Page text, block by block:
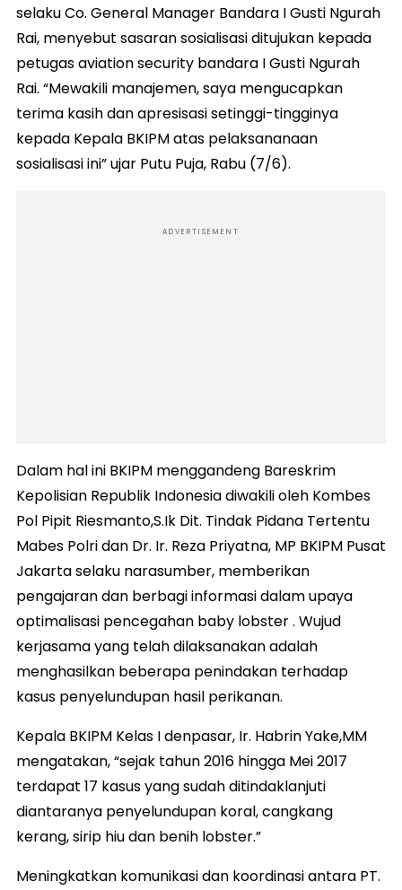
selaku Co. General Manager Bandara I Gusti Ngurah
Rai, menyebut sasaran sosialisasi ditujukan kepada
petugas aviation security bandara I Gusti Ngurah
Rai. “Mewakili manajemen, saya mengucapkan
terima kasih dan apresisasi setinggi-tingginya
kepada Kepala BKIPM atas pelaksananaan
sosialisasi ini” ujar Putu Puja, Rabu (7/6).
ADVERTISEMENT
Dalam hal ini BKIPM menggandeng Bareskrim
Kepolisian Republik Indonesia diwakili oleh Kombes
Pol Pipit Riesmanto,S.Ik Dit. Tindak Pidana Tertentu
Mabes Polri dan Dr. Ir. Reza Priyatna, MP BKIPM Pusat
Jakarta selaku narasumber, memberikan
pengajaran dan berbagi informasi dalam upaya
optimalisasi pencegahan baby lobster . Wujud
kerjasama yang telah dilaksanakan adalah
menghasilkan beberapa penindakan terhadap
kasus penyelundupan hasil perikanan.
Kepala BKIPM Kelas I denpasar, Ir. Habrin Yake,MM
mengatakan, “sejak tahun 2016 hingga Mei 2017
terdapat 17 kasus yang sudah ditindaklanjuti
diantaranya penyelundupan koral, cangkang
kerang, sirip hiu dan benih lobster.”
Meningkatkan komunikasi dan koordinasi antara PT.